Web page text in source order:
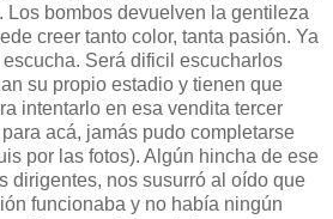
Los bombos devuelven la gentileza
creer tanto color, tanta pasión. Ya
Será dificil escucharlos
su propio estadio y tienen que
intentarlo en esa vendita tercer
acá, jamás pudo completarse
por las fotos). Algún hincha de ese
dirigentes, nos susurró al oído que
funcionaba y no había ningún